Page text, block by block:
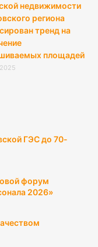
недвижимости
региона
тренд на
площадей
ГЭС до 70-
форум
2026»